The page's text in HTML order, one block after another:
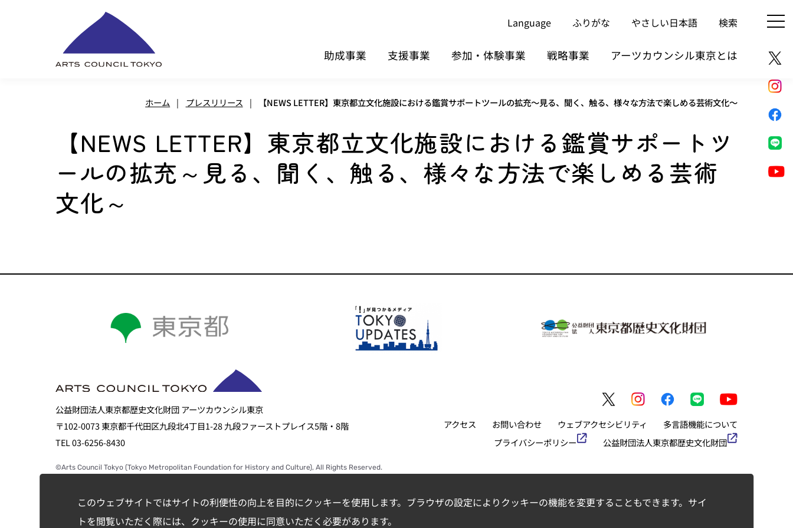
このウェブサイトではサイトの利便性の向上を目的にクッキーを使用します。ブラウザの設定によりクッキーの機能を変更することもできます。サイ
トを閲覧いただく際には、クッキーの使用に同意いただく必要があります。
Language ふりがな やさしい日本語 検索
助成事業 支援事業 参加・体験事業 戦略事業 アーツカウンシル東京とは
ホーム | プレスリリース | 【NEWS LETTER】東京都立文化施設における鑑賞サポートツールの拡充～見る、聞く、触る、様々な方法で楽しめる芸術文化～
【NEWS LETTER】東京都立文化施設における鑑賞サポートツ
ールの拡充～見る、聞く、触る、様々な方法で楽しめる芸術
文化～
公益財団法人東京都歴史文化財団 アーツカウンシル東京
〒102-0073 東京都千代田区九段北4丁目1-28 九段ファーストプレイス5階・8階
TEL 03-6256-8430
アクセス お問い合わせ ウェブアクセシビリティ
多言語機能について
プライバシーポリシー
公益財団法人東京都歴史文化財団
©Arts Council Tokyo (Tokyo Metropolitan Foundation for History and Culture), All Rights Reserved.